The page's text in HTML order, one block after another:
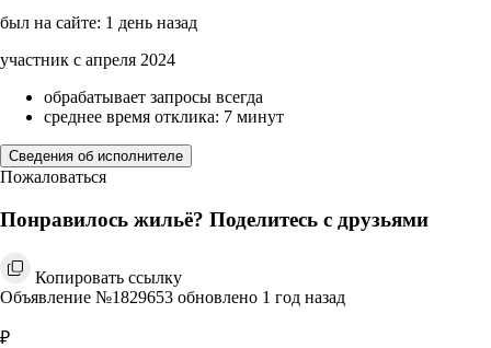
был на сайте: 1 день назад
участник с апреля 2024
обрабатывает запросы всегда
среднее время отклика: 7 минут
Сведения об исполнителе
Пожаловаться
Понравилось жильё? Поделитесь с друзьями
Копировать ссылку
Объявление №1829653 обновлено 1 год назад
₽